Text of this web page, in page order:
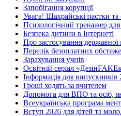
Запобігання корупції
Увага! Шахрайські пастки та
Психологічний тренажер для
Безпека дитини в Інтернеті
Про застосування державної
Перелік безоплатних
Зарахування учнів
Освітній серіал
Інформація для випускників
Гроші ходять за вчителем
Допомога для ВПО та осіб,
Всеукраїнська програма
Вступ 2026 для дітей та